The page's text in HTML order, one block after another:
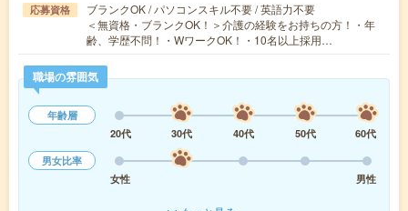
応募資格
ブランクOK / パソコンスキル不要 / 英語力不要
＜無資格・ブランクOK！＞介護の経験をお持ちの方！・年
齢、学歴不問！・WワークOK！・10名以上採用…
職場の雰囲気
年齢層
20代
30代 40代 50代
60代
男女比率
女性
男性